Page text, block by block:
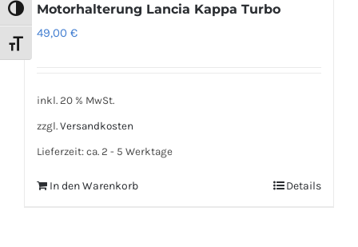
Umschalten auf hohe Kontraste
Schrift vergrößern
Motorhalterung Lancia Kappa Turbo
49,00 €
inkl. 20 % MwSt.
zzgl. Versandkosten
Lieferzeit: ca. 2 - 5 Werktage
In den Warenkorb Details